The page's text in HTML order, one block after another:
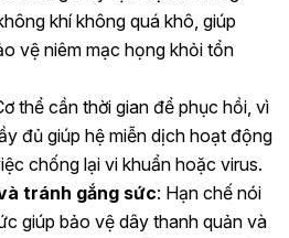
khí không quá khô, giúp
vệ niêm mạc họng khỏi tổn
thể cần thời gian để phục hồi, vì
đủ giúp hệ miễn dịch hoạt động
chống lại vi khuẩn hoặc virus.
tránh gắng sức: Hạn chế nói
giúp bảo vệ dây thanh quản và